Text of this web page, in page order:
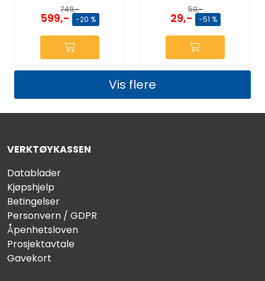
749,-
599,- -20 %
59,-
29,- -51 %
Vis flere
VERKTØYKASSEN
Datablader
Kjøpshjelp
Betingelser
Personvern / GDPR
Åpenhetsloven
Prosjektavtale
Gavekort